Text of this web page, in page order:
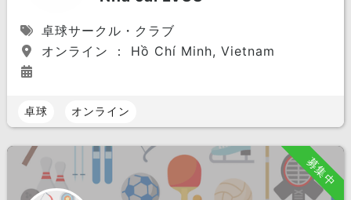
卓球サークル・クラブ
オンライン ： Hồ Chí Minh, Vietnam
卓球 オンライン
募集中